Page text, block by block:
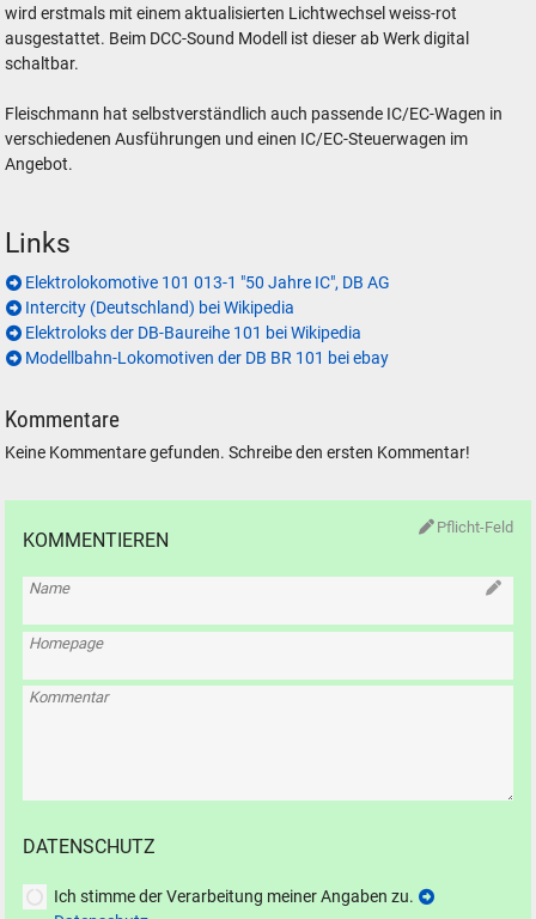
wird erstmals mit einem aktualisierten Lichtwechsel weiss-rot
ausgestattet. Beim DCC-Sound Modell ist dieser ab Werk digital
schaltbar.
Fleischmann hat selbstverständlich auch passende IC/EC-Wagen in
verschiedenen Ausführungen und einen IC/EC-Steuerwagen im
Angebot.
Links
Elektrolokomotive 101 013-1 "50 Jahre IC", DB AG
Intercity (Deutschland) bei Wikipedia
Elektroloks der DB-Baureihe 101 bei Wikipedia
Modellbahn-Lokomotiven der DB BR 101 bei ebay
Kommentare
Keine Kommentare gefunden. Schreibe den ersten Kommentar!
Pflicht-Feld
KOMMENTIEREN
Name
Homepage
Kommentar
DATENSCHUTZ
Ich stimme der Verarbeitung meiner Angaben zu.